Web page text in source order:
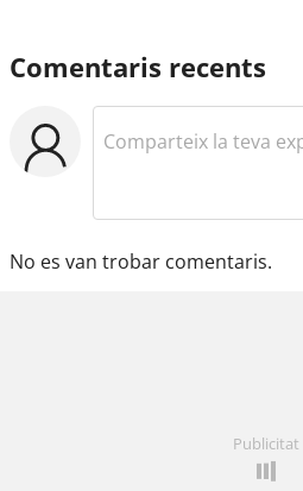
Comentaris recents
No es van trobar comentaris.
Publicitat